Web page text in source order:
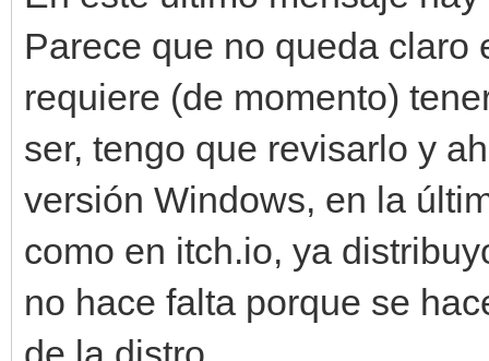
Parece que no queda claro
requiere (de momento)
ser, tengo que revisarlo y
versión Windows, en la
como en itch.io, ya
no hace falta porque se